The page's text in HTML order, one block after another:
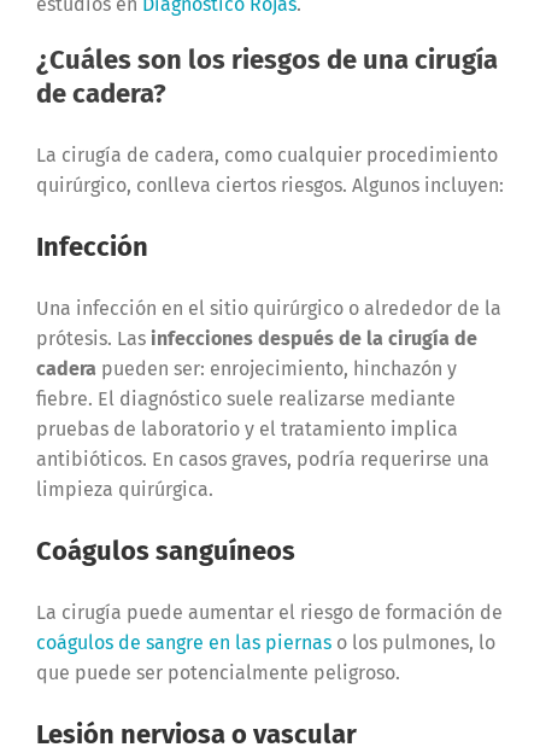
¿Cuáles son los riesgos de una cirugía
de cadera?
La cirugía de cadera, como cualquier procedimiento
quirúrgico, conlleva ciertos riesgos. Algunos incluyen:
Infección
Una infección en el sitio quirúrgico o alrededor de la
prótesis. Las infecciones después de la cirugía de
cadera pueden ser: enrojecimiento, hinchazón y
fiebre. El diagnóstico suele realizarse mediante
pruebas de laboratorio y el tratamiento implica
antibióticos. En casos graves, podría requerirse una
limpieza quirúrgica.
Coágulos sanguíneos
La cirugía puede aumentar el riesgo de formación de
coágulos de sangre en las piernaso los pulmones, lo
que puede ser potencialmente peligroso.
Lesión nerviosa o vascular